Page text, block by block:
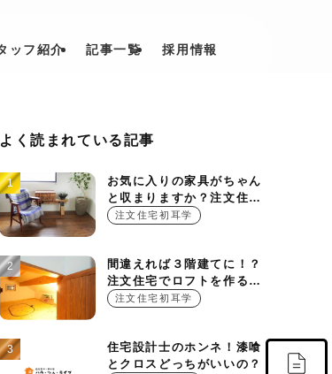
ッフ紹介 記事一覧 採用情報
よく読まれている記事
お気に入りの家具がちゃん
と収まりますか？注文住宅
を建てる時に押さえておき
注文住宅初耳学
間違えれば３階建てに！？
注文住宅でロフトを作る基
本的ルール
注文住宅初耳学
住宅設計士のホンネ！漆喰
とクロスどっちがいいの？